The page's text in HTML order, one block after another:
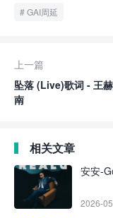
GAI周延
上一篇
坠落 (Live)歌词 - 王
南
相关文章
安安-
2026-